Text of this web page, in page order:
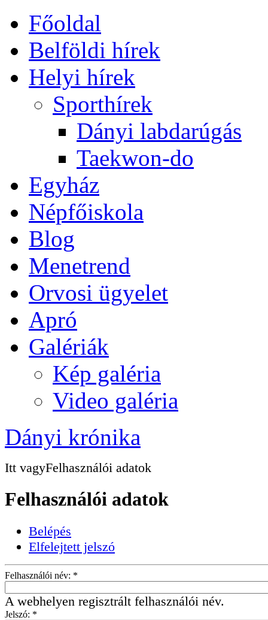
Főoldal
Belföldi hírek
Helyi hírek
Sporthírek
Dányi labdarúgás
Taekwon-do
Egyház
Népfőiskola
Blog
Menetrend
Orvosi ügyelet
Apró
Galériák
Kép galéria
Video galéria
Dányi krónika
Itt vagyFelhasználói adatok
Felhasználói adatok
Belépés
Elfelejtett jelszó
Felhasználói név: *
A webhelyen regisztrált felhasználói név.
Jelszó: *